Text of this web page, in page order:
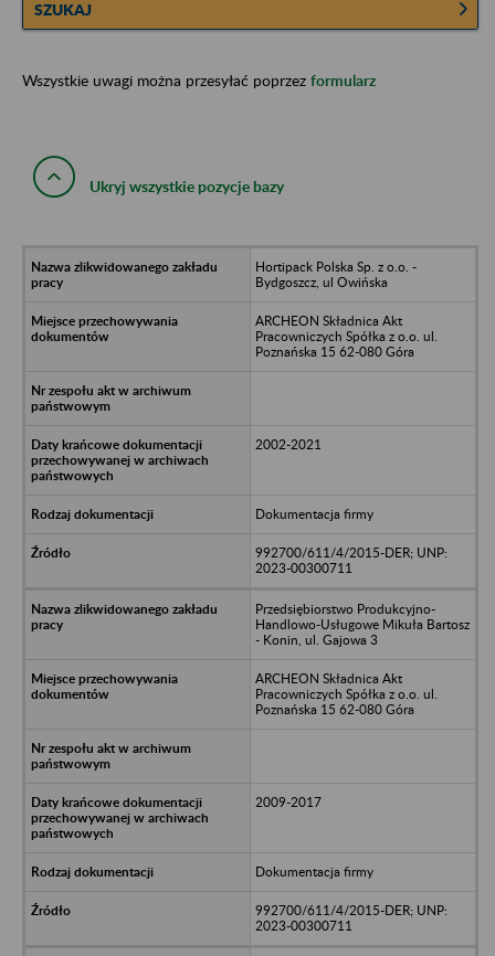
SZUKAJ
Wszystkie uwagi można przesyłać poprzez formularz
Ukryj wszystkie pozycje bazy
Hortipack Polska Sp. z o.o. -
Bydgoszcz, ul Owińska
ARCHEON Składnica Akt
Pracowniczych Spółka z o.o. ul.
Poznańska 15 62-080 Góra
2002-2021
Dokumentacja firmy
992700/611/4/2015-DER; UNP:
2023-00300711
Przedsiębiorstwo Produkcyjno-
Handlowo-Usługowe Mikuła Bartosz
- Konin, ul. Gajowa 3
ARCHEON Składnica Akt
Pracowniczych Spółka z o.o. ul.
Poznańska 15 62-080 Góra
2009-2017
Dokumentacja firmy
992700/611/4/2015-DER; UNP:
2023-00300711